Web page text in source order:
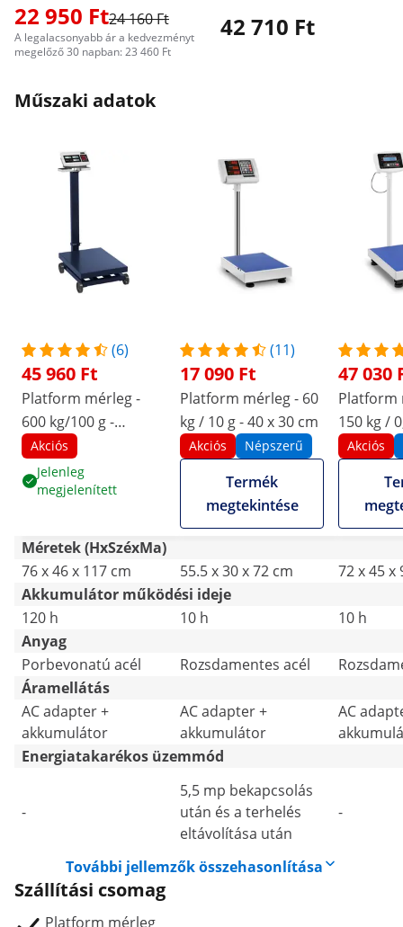
22 950 Ft24 160 Ft
A legalacsonyabb ár a kedvezményt
megelőző 30 napban: 23 460 Ft
42 710 Ft
Műszaki adatok
(6)
45 960 Ft
Platform mérleg -
600 kg/100 g -
görgethető
Akciós
Jelenleg
megjelenített
(11)
17 090 Ft
Platform mérleg - 60
kg / 10 g - 40 x 30 cm
Akciós Népszerű
Termék
megtekintése
47 030
Platform
150 kg /
45 cm -
Akciós
Méretek (HxSzéxMa)
76 x 46 x 117 cm
55.5 x 30 x 72 cm
72 x 45 x
Akkumulátor működési ideje
120 h
10 h
10 h
Anyag
Porbevonatú acél
Rozsdamentes acél
Áramellátás
AC adapter +
akkumulátor
AC adapter +
akkumulátor
AC
Energiatakarékos üzemmód
-
5,5 mp bekapcsolás
után és a terhelés
eltávolítása után
-
További jellemzők összehasonlítása
Szállítási csomag
Platform mérleg